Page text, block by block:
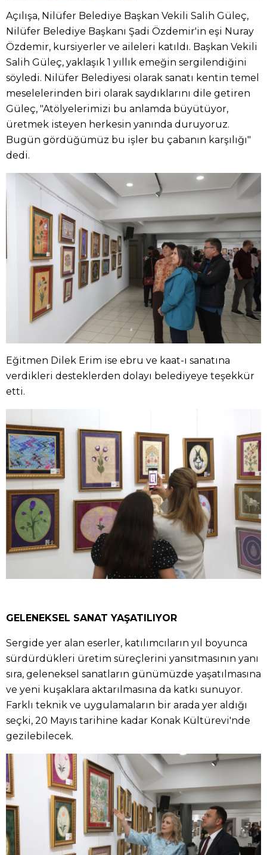
Açılışa, Nilüfer Belediye Başkan Vekili Salih Güleç,
Nilüfer Belediye Başkanı Şadi Özdemir'in eşi Nuray
Özdemir, kursiyerler ve aileleri katıldı. Başkan Vekili
Salih Güleç, yaklaşık 1 yıllık emeğin sergilendiğini
söyledi. Nilüfer Belediyesi olarak sanatı kentin temel
meselelerinden biri olarak saydıklarını dile getiren
Güleç, "Atölyelerimizi bu anlamda büyütüyor,
üretmek isteyen herkesin yanında duruyoruz.
Bugün gördüğümüz bu işler bu çabanın karşılığı"
dedi.
Eğitmen Dilek Erim ise ebru ve kaat-ı sanatına
verdikleri desteklerden dolayı belediyeye teşekkür
etti.
GELENEKSEL SANAT YAŞATILIYOR
Sergide yer alan eserler, katılımcıların yıl boyunca
sürdürdükleri üretim süreçlerini yansıtmasının yanı
sıra, geleneksel sanatların günümüzde yaşatılmasına
ve yeni kuşaklara aktarılmasına da katkı sunuyor.
Farklı teknik ve uygulamaların bir arada yer aldığı
seçki, 20 Mayıs tarihine kadar Konak Kültürevi'nde
gezilebilecek.